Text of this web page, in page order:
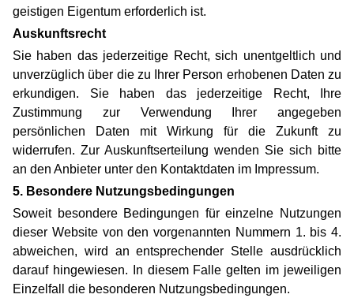
geistigen Eigentum erforderlich ist.
Auskunftsrecht
Sie haben das jederzeitige Recht, sich unentgeltlich und
unverzüglich über die zu Ihrer Person erhobenen Daten zu
erkundigen. Sie haben das jederzeitige Recht, Ihre
Zustimmung zur Verwendung Ihrer angegeben
persönlichen Daten mit Wirkung für die Zukunft zu
widerrufen. Zur Auskunftserteilung wenden Sie sich bitte
an den Anbieter unter den Kontaktdaten im Impressum.
5. Besondere Nutzungsbedingungen
Soweit besondere Bedingungen für einzelne Nutzungen
dieser Website von den vorgenannten Nummern 1. bis 4.
abweichen, wird an entsprechender Stelle ausdrücklich
darauf hingewiesen. In diesem Falle gelten im jeweiligen
Einzelfall die besonderen Nutzungsbedingungen.